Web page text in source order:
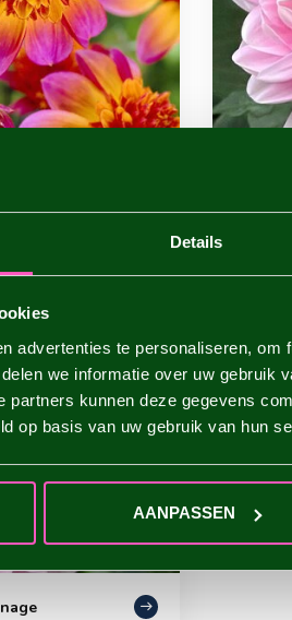
Details
advertenties te personaliseren,
we informatie over uw gebruik
partners kunnen deze gegevens
op basis van uw gebruik van hun
AANPASSEN